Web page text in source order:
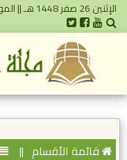
الإثنين 26 صفر 1448 هـ || الموافق 10 غشت 2026 م
قائمة الأقسام ||